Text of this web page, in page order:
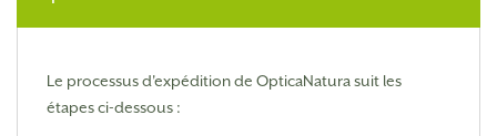
Le processus d'expédition de OpticaNatura suit les
étapes ci-dessous :